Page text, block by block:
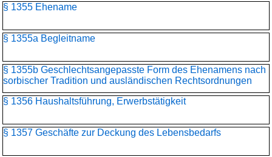
§ 1355 Ehename
§ 1355a Begleitname
§ 1355b Geschlechtsangepasste Form des Ehenamens nach
sorbischer Tradition und ausländischen Rechtsordnungen
§ 1356 Haushaltsführung, Erwerbstätigkeit
§ 1357 Geschäfte zur Deckung des Lebensbedarfs